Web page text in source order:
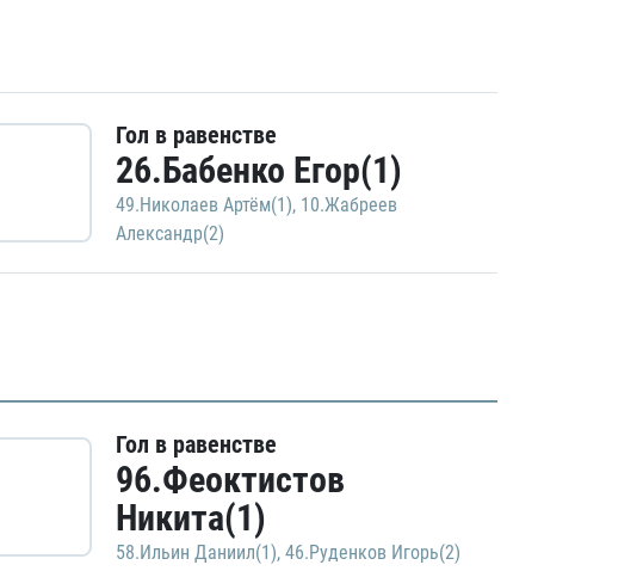
Гол в равенстве
26.Бабенко Егор(1)
49.Николаев Артём(1), 10.Жабреев
Александр(2)
Гол в равенстве
96.Феоктистов
Никита(1)
58.Ильин Даниил(1), 46.Руденков Игорь(2)